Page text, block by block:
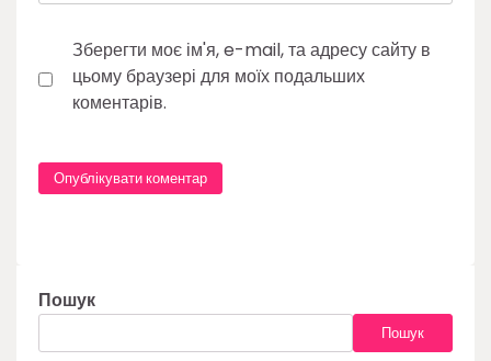
Зберегти моє ім'я, e-mail, та адресу сайту в
цьому браузері для моїх подальших
коментарів.
Пошук
Пошук